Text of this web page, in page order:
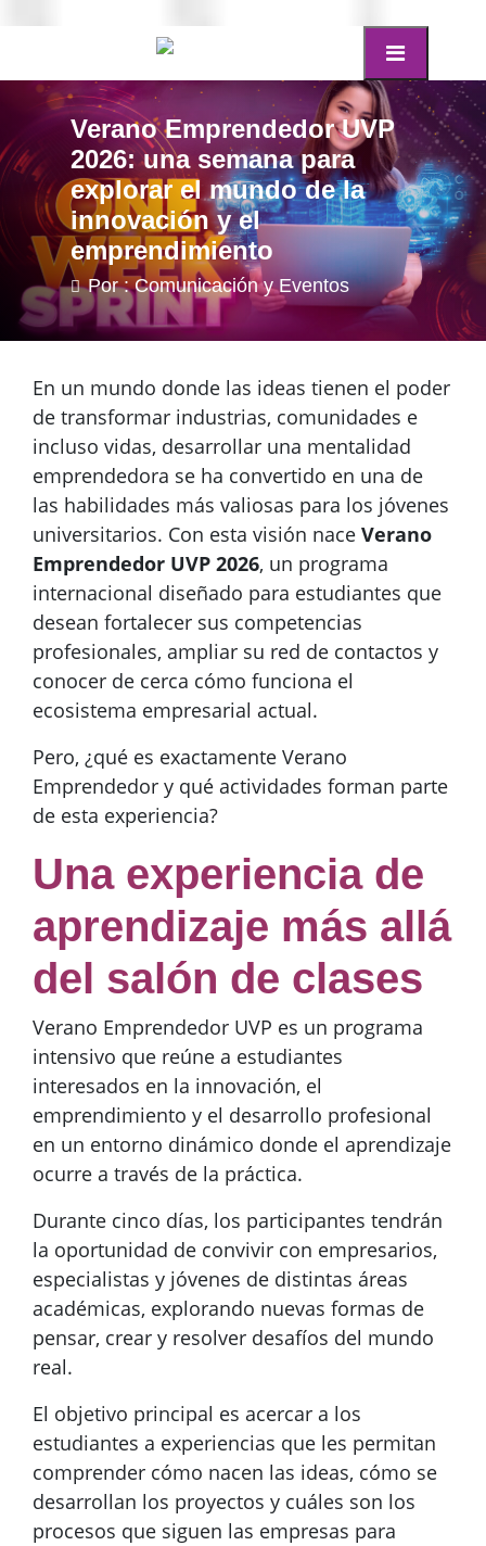
Verano Emprendedor UVP
2026: una semana para
explorar el mundo de la
innovación y el
emprendimiento
Por : Comunicación y Eventos
En un mundo donde las ideas tienen el poder
de transformar industrias, comunidades e
incluso vidas, desarrollar una mentalidad
emprendedora se ha convertido en una de
las habilidades más valiosas para los jóvenes
universitarios. Con esta visión nace Verano
Emprendedor UVP 2026, un programa
internacional diseñado para estudiantes que
desean fortalecer sus competencias
profesionales, ampliar su red de contactos y
conocer de cerca cómo funciona el
ecosistema empresarial actual.
Pero, ¿qué es exactamente Verano
Emprendedor y qué actividades forman parte
de esta experiencia?
Una experiencia de
aprendizaje más allá
del salón de clases
Verano Emprendedor UVP es un programa
intensivo que reúne a estudiantes
interesados en la innovación, el
emprendimiento y el desarrollo profesional
en un entorno dinámico donde el aprendizaje
ocurre a través de la práctica.
Durante cinco días, los participantes tendrán
la oportunidad de convivir con empresarios,
especialistas y jóvenes de distintas áreas
académicas, explorando nuevas formas de
pensar, crear y resolver desafíos del mundo
real.
El objetivo principal es acercar a los
estudiantes a experiencias que les permitan
comprender cómo nacen las ideas, cómo se
desarrollan los proyectos y cuáles son los
procesos que siguen las empresas para